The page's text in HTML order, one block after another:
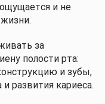
и не
за
полости рта:
и зубы,
развития кариеса.